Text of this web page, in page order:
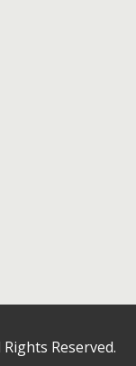
Rights Reserved.